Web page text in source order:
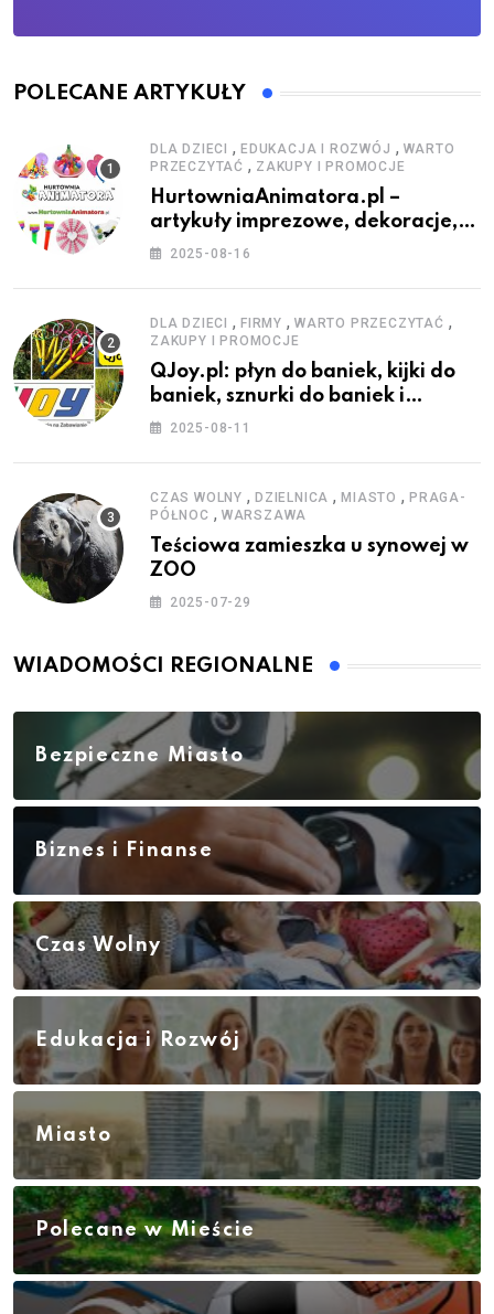
POLECANE ARTYKUŁY
DLA DZIECI , EDUKACJA I ROZWÓJ , WARTO
PRZECZYTAĆ , ZAKUPY I PROMOCJE
HurtowniaAnimatora.pl –
artykuły imprezowe, dekoracje,
stroje i akcesoria dla animatorów
2025-08-16
DLA DZIECI , FIRMY , WARTO PRZECZYTAĆ ,
ZAKUPY I PROMOCJE
QJoy.pl: płyn do baniek, kijki do
baniek, sznurki do baniek i
zestawy do baniek
2025-08-11
CZAS WOLNY , DZIELNICA ,MIASTO ,PRAGA-
PÓŁNOC , WARSZAWA
Teściowa zamieszka u synowej w
ZOO
2025-07-29
WIADOMOŚCI REGIONALNE
Bezpieczne Miasto
Biznes i Finanse
Czas Wolny
Edukacja i Rozwój
Miasto
Polecane w Mieście